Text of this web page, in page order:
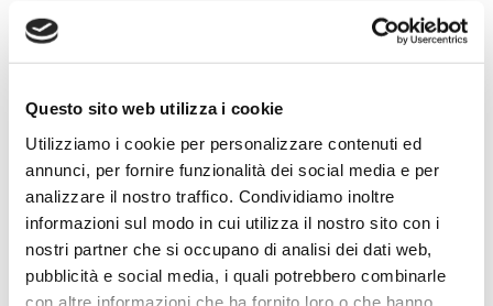
Questo sito web utilizza i cookie
Utilizziamo i cookie per personalizzare contenuti ed
annunci, per fornire funzionalità dei social media e per
analizzare il nostro traffico. Condividiamo inoltre
informazioni sul modo in cui utilizza il nostro sito con i
nostri partner che si occupano di analisi dei dati web,
pubblicità e social media, i quali potrebbero combinarle
con altre informazioni che ha fornito loro o che hanno
Pavo ha sempre fatto molte ricerche
sull'alimentazione ideale per il mondo dell'allevamento
e da qui è stato sviluppato il concetto di Pavo Podo®. Il
suo genere che, come è scientificamente dimostrato,
riduce del 50% la probabilità di sviluppare OC(D) nei
cavalli giovani. Anche se il puledro non è ancora nato,
il concetto Podo® fornirà al puledro in crescita tutti i
nutrienti necessari in questo periodo cruciale di
sviluppo delle ossa e delle articolazioni. Cliccare qui
per saperne di più sul concetto Podo®.